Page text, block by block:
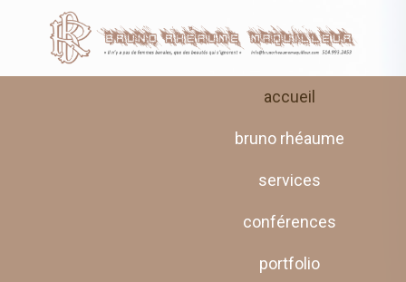
accueil
bruno rhéaume
services
conférences
portfolio